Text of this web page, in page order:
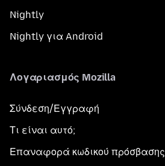
Nightly
Nightly για Android
Λογαριασμός Mozilla
Σύνδεση/Εγγραφή
Τι είναι αυτό;
Επαναφορά κωδικού πρόσβασης